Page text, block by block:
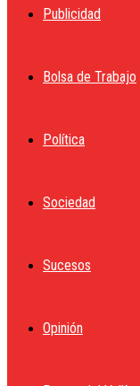
Publicidad
Bolsa de Trabajo
Política
Sociedad
Sucesos
Opinión